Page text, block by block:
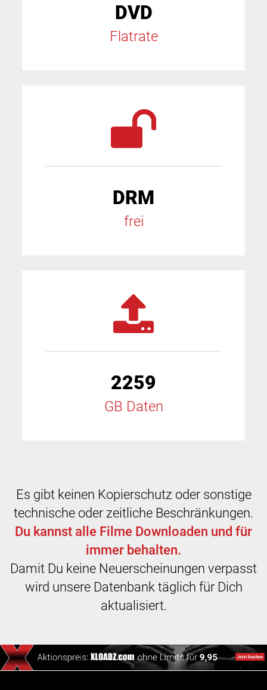
DVD
Flatrate
DRM
frei
2259
GB Daten
Es gibt keinen Kopierschutz oder sonstige
technische oder zeitliche Beschränkungen.
Du kannst alle Filme Downloaden und für
immer behalten.
Damit Du keine Neuerscheinungen verpasst
wird unsere Datenbank täglich für Dich
aktualisiert.